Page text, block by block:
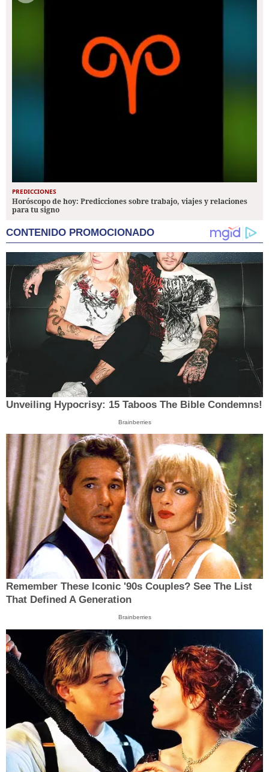
PREDICCIONES
Horóscopo de hoy: Predicciones sobre trabajo, viajes y relaciones
para tu signo
CONTENIDO PROMOCIONADO
Unveiling Hypocrisy: 15 Taboos The Bible Condemns!
Brainberries
Remember These Iconic '90s Couples? See The List
That Defined A Generation
Brainberries